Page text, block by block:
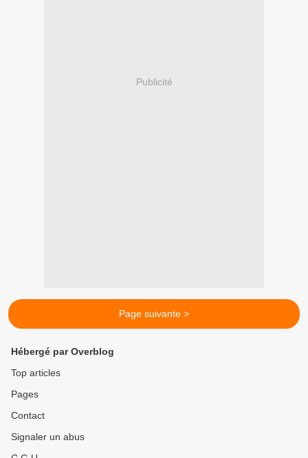
Publicité
Page suivante >
Hébergé par Overblog
Top articles
Pages
Contact
Signaler un abus